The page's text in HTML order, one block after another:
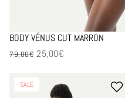
BODY VÉNUS CUT MARRON
25,00€
Prix en solde
79,00€
-68%
SALE